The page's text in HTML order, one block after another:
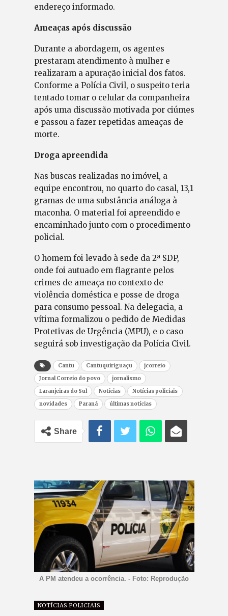
endereço informado.
Ameaças após discussão
Durante a abordagem, os agentes
prestaram atendimento à mulher e
realizaram a apuração inicial dos fatos.
Conforme a Polícia Civil, o suspeito teria
tentado tomar o celular da companheira
após uma discussão motivada por ciúmes
e passou a fazer repetidas ameaças de
morte.
Droga apreendida
Nas buscas realizadas no imóvel, a
equipe encontrou, no quarto do casal, 13,1
gramas de uma substância análoga à
maconha. O material foi apreendido e
encaminhado junto com o procedimento
policial.
O homem foi levado à sede da 2ª SDP,
onde foi autuado em flagrante pelos
crimes de ameaça no contexto de
violência doméstica e posse de droga
para consumo pessoal. Na delegacia, a
vítima formalizou o pedido de Medidas
Protetivas de Urgência (MPU), e o caso
seguirá sob investigação da Polícia Civil.
Cantu Cantuquiriguaçu
jcorreio
Jornal Correio do povo
jornalismo
Laranjeiras do Sul
Notícias
Notícias policiais
novidades
Paraná últimas notícias
Share
A PM atendeu a ocorrência. - Foto: Reprodução
NOTÍCIAS POLICIAIS